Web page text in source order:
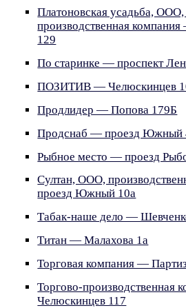
Платоновская усадьба, ООО,
производственная
129
По старинке — проспект
ПОЗИТИВ — Челюскинцев
Продлидер — Попова 179Б
Продснаб — проезд Южный
Рыбное место — проезд
Султан, ООО,
проезд Южный 10а
Табак-наше дело —
Титан — Малахова 1а
Торговая компания —
Торгово-производственная
Челюскинцев 117